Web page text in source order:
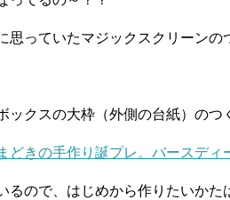
思っていたマジックスクリーンの
ックスの大枠（外側の台紙）のつ
どきの手作り誕プレ。バースディ
るので、はじめから作りたいかた